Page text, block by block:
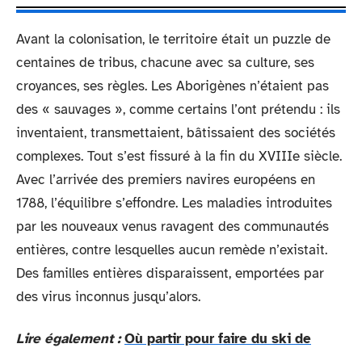
Avant la colonisation, le territoire était un puzzle de
centaines de tribus, chacune avec sa culture, ses
croyances, ses règles. Les Aborigènes n’étaient pas
des « sauvages », comme certains l’ont prétendu : ils
inventaient, transmettaient, bâtissaient des sociétés
complexes. Tout s’est fissuré à la fin du XVIIIe siècle.
Avec l’arrivée des premiers navires européens en
1788, l’équilibre s’effondre. Les maladies introduites
par les nouveaux venus ravagent des communautés
entières, contre lesquelles aucun remède n’existait.
Des familles entières disparaissent, emportées par
des virus inconnus jusqu’alors.
Lire également : Où partir pour faire du ski de